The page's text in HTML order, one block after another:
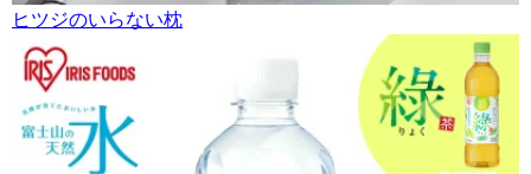
ヒツジのいらない枕